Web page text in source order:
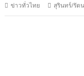
ข่าวทั่วไทย สุรินทร์/รัต